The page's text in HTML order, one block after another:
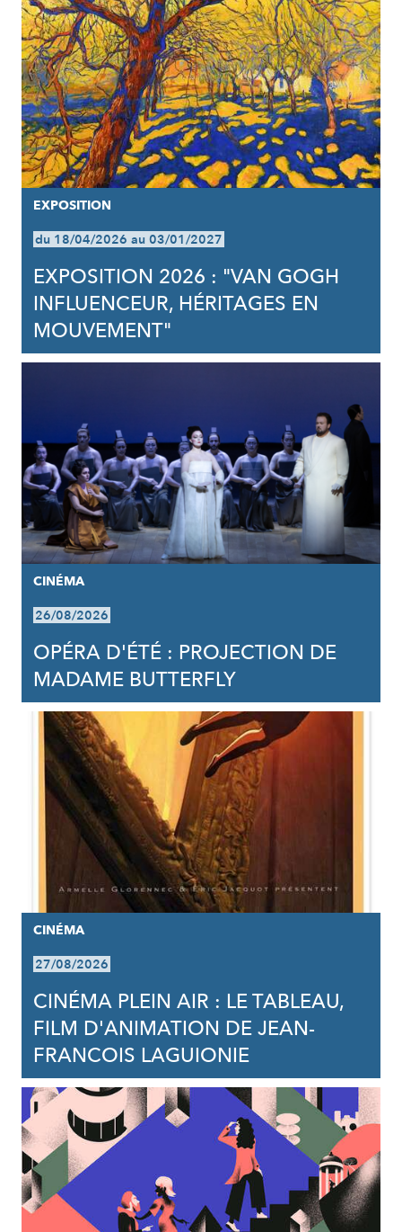
EXPOSITION
du 18/04/2026 au 03/01/2027
EXPOSITION 2026 : "VAN GOGH
INFLUENCEUR, HÉRITAGES EN
MOUVEMENT"
CINÉMA
26/08/2026
OPÉRA D'ÉTÉ : PROJECTION DE
MADAME BUTTERFLY
CINÉMA
27/08/2026
CINÉMA PLEIN AIR : LE TABLEAU,
FILM D'ANIMATION DE JEAN-
FRANCOIS LAGUIONIE